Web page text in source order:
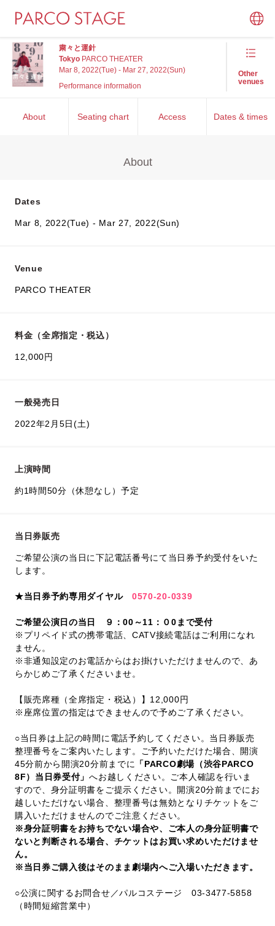
粛々と運針
Tokyo PARCO THEATER
Mar 8, 2022(Tue) - Mar 27, 2022(Sun)
Performance information
Other
venues
About Seating chart Access Dates & times
About
Dates
Mar 8, 2022(Tue) - Mar 27, 2022(Sun)
Venue
PARCO THEATER
料金（全席指定・税込）
12,000円
一般発売日
2022年2月5日(土)
上演時間
約1時間50分（休憩なし）予定
当日券販売
ご希望公演の当日に下記電話番号にて当日券予約受付をいた
します。
★当日券予約専用ダイヤル 0570-20-0339
ご希望公演日の当日 ９：00～11：０0まで受付
※プリペイド式の携帯電話、CATV接続電話はご利用になれ
ません。
※非通知設定のお電話からはお掛けいただけませんので、あ
らかじめご了承くださいませ。
【販売席種（全席指定・税込）】12,000円
※座席位置の指定はできませんので予めご了承ください。
○当日券は上記の時間に電話予約してください。当日券販売
整理番号をご案内いたします。ご予約いただけた場合、開演
45分前から開演20分前までに
「PARCO劇場（渋谷PARCO
8F）当日券受付」へお越しください。ご本人確認を行いま
すので、身分証明書をご提示ください。開演20分前までにお
越しいただけない場合、整理番号は無効となりチケットをご
購入いただけませんのでご注意ください。
※身分証明書をお持ちでない場合や、ご本人の身分証明書で
ないと判断される場合、チケットはお買い求めいただけませ
ん。
※当日券ご購入後はそのまま劇場内へご入場いただきます。
○公演に関するお問合せ／パルコステージ 03-3477-5858
（時間短縮営業中）